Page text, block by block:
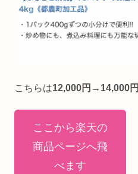
こちらは12,000円→14,000円
ここから楽天の
商品ページへ飛
べます